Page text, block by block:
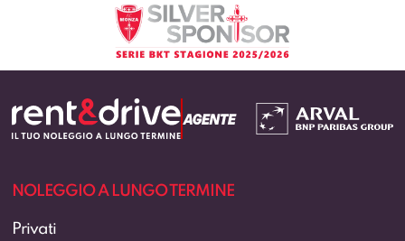
TERMINE